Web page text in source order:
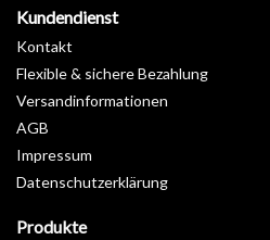
Kundendienst
Kontakt
Flexible & sichere Bezahlung
Versandinformationen
AGB
Impressum
Datenschutzerklärung
Produkte